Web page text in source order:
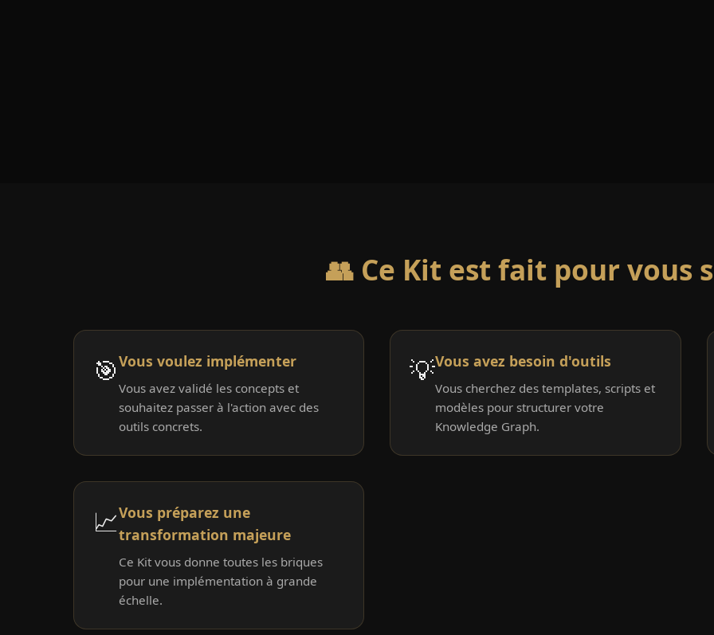
👥 Ce Kit est fait pour vous
🎯Vous voulez implémenter
Vous avez validé les concepts et
souhaitez passer à l'action avec des
outils concrets.
💡Vous avez besoin d'outils
Vous cherchez des templates, scripts et
modèles pour structurer votre
Knowledge Graph.
📈Vous préparez une
transformation majeure
Ce Kit vous donne toutes les briques
pour une implémentation à grande
échelle.